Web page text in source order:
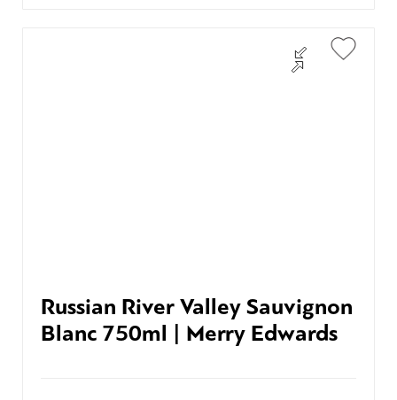
Russian River Valley Sauvignon
Blanc 750ml | Merry Edwards